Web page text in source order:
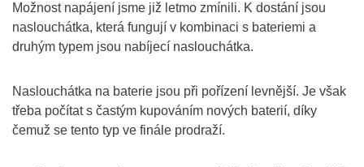
Možnost napájení jsme již letmo zmínili. K dostání jsou
naslouchátka, která fungují v kombinaci s bateriemi a
druhým typem jsou nabíjecí naslouchátka.
Naslouchátka na baterie jsou při pořízení levnější. Je však
třeba počítat s častým kupováním nových baterií, díky
čemuž se tento typ ve finále prodraží.